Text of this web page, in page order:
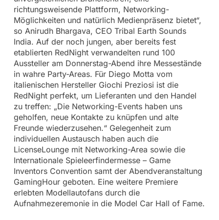
richtungsweisende Plattform, Networking-
Möglichkeiten und natürlich Medienpräsenz bietet“,
so Anirudh Bhargava, CEO Tribal Earth Sounds
India. Auf der noch jungen, aber bereits fest
etablierten RedNight verwandelten rund 100
Aussteller am Donnerstag-Abend ihre Messestände
in wahre Party-Areas. Für Diego Motta vom
italienischen Hersteller Giochi Preziosi ist die
RedNight perfekt, um Lieferanten und den Handel
zu treffen: „Die Networking-Events haben uns
geholfen, neue Kontakte zu knüpfen und alte
Freunde wiederzusehen.“ Gelegenheit zum
individuellen Austausch haben auch die
LicenseLounge mit Networking-Area sowie die
Internationale Spieleerfindermesse – Game
Inventors Convention samt der Abendveranstaltung
GamingHour geboten. Eine weitere Premiere
erlebten Modellautofans durch die
Aufnahmezeremonie in die Model Car Hall of Fame.